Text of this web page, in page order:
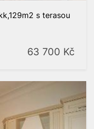
s terasou
63 700 Kč